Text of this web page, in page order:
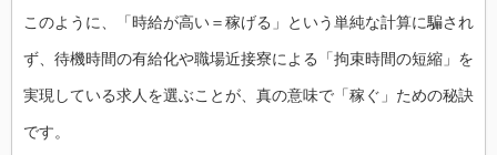
このように、「時給が高い＝稼げる」という単純な計算に騙され
ず、待機時間の有給化や職場近接寮による「拘束時間の短縮」を
実現している求人を選ぶことが、真の意味で「稼ぐ」ための秘訣
です。